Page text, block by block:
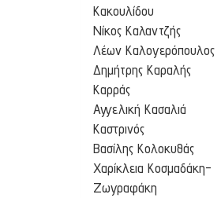
Κακουλίδου
Νίκος Καλαντζής
Λέων Καλογερόπουλος
Δημήτρης Καραλής
Καρράς
Αγγελική Κασαλιά
Καστρινός
Βασίλης Κολοκυθάς
Χαρίκλεια Κοσμαδάκη-
Ζωγραφάκη